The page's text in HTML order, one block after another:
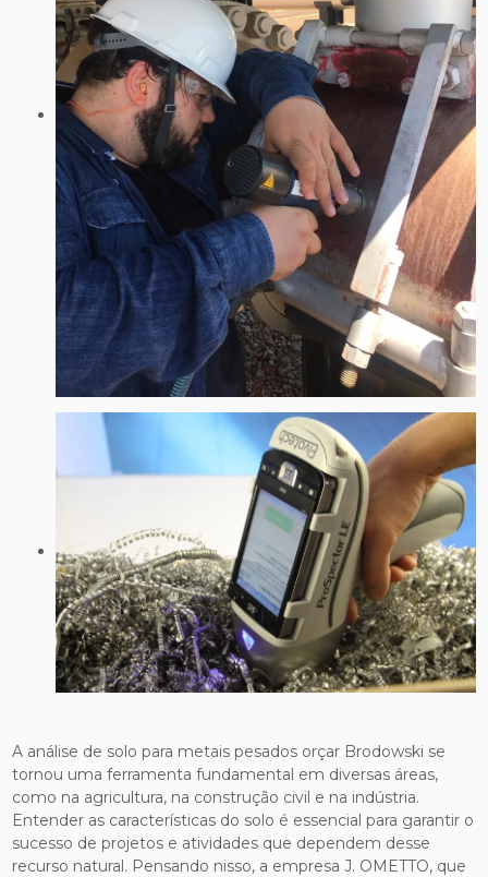
A análise de solo para metais pesados orçar Brodowski se
tornou uma ferramenta fundamental em diversas áreas,
como na agricultura, na construção civil e na indústria.
Entender as características do solo é essencial para garantir o
sucesso de projetos e atividades que dependem desse
recurso natural. Pensando nisso, a empresa J. OMETTO, que